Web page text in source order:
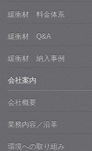
緩衝材 料金体系
緩衝材 Q&A
緩衝材 納入事例
会社案内
会社概要
業務内容／沿革
環境への取り組み